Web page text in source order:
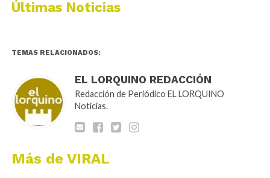
Últimas Noticias
TEMAS RELACIONADOS:
EL LORQUINO REDACCIÓN
Redacción de Periódico EL LORQUINO
Noticias.
Más de VIRAL